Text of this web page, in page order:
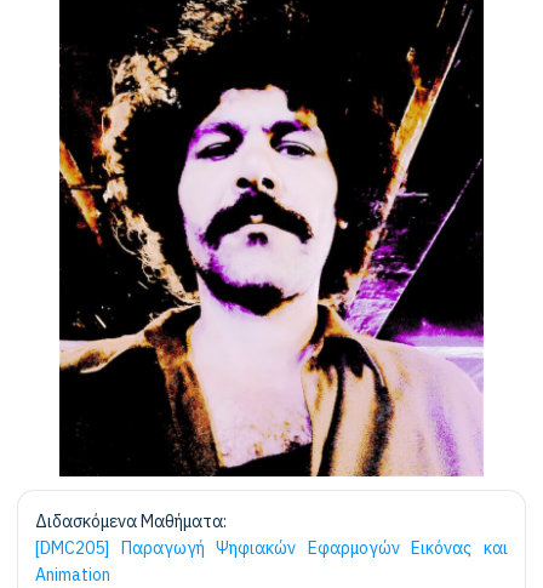
Διδασκόμενα Μαθήματα:
[DMC205] Παραγωγή Ψηφιακών Εφαρμογών Εικόνας και
Animation